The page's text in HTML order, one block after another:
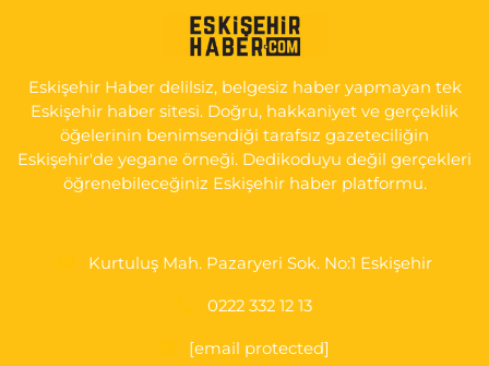
GÜLTEPE MAH. HALK CAD. NO:107 C
0 (222) 250 40 50 Yol Tarifi Al
Bizim Eczanesi
EMEK MAH. ERTAŞ CAD.NO:12 A Küçük Sanayi girişi Tarım Kredi
Koop. Market yanı
Eskişehir Haber delilsiz, belgesiz haber yapmayan tek
Eskişehir haber sitesi. Doğru, hakkaniyet ve gerçeklik
öğelerinin benimsendiği tarafsız gazeteciliğin
Eskişehir'de yegane örneği. Dedikoduyu değil gerçekleri
öğrenebileceğiniz Eskişehir haber platformu.
Kurtuluş Mah. Pazaryeri Sok. No:1 Eskişehir
0222 332 12 13
[email protected]